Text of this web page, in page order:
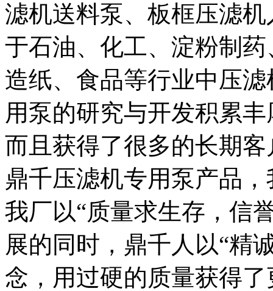
滤机送料泵、板框压滤
于石油、化工、淀粉制
造纸、食品等行业中压
用泵的研究与开发积累
而且获得了很多的长期
鼎千压滤机专用泵产品
我厂以“质量求生存，信
展的同时，鼎千人以“精
念，用过硬的质量获得